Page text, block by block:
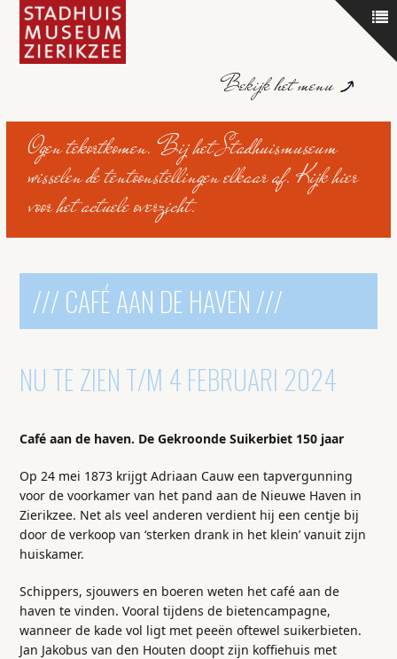
Bekijk het menu
Ogen tekortkomen. Bij het Stadhuismuseum
wisselen de tentoonstellingen elkaar af. Kijk hier
voor het actuele overzicht.
/// CAFÉ AAN DE HAVEN ///
NU TE ZIEN T/M 4 FEBRUARI 2024
Café aan de haven. De Gekroonde Suikerbiet 150 jaar
Op 24 mei 1873 krijgt Adriaan Cauw een tapvergunning
voor de voorkamer van het pand aan de Nieuwe Haven in
Zierikzee. Net als veel anderen verdient hij een centje bij
door de verkoop van ‘sterken drank in het klein’ vanuit zijn
huiskamer.
Schippers, sjouwers en boeren weten het café aan de
haven te vinden. Vooral tijdens de bietencampagne,
wanneer de kade vol ligt met peeën oftewel suikerbieten.
Jan Jakobus van den Houten doopt zijn koffiehuis met